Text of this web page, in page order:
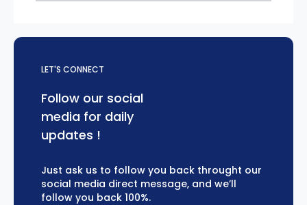
LET'S CONNECT
Follow our social
media for daily
updates !
Just ask us to follow you back throught our
social media direct message, and we’ll
follow you back 100%.